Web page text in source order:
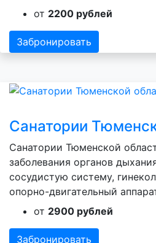
от 2200 рублей
Забронировать
Санатории
Санатории Тюменской
заболевания органов
сосудистую систему,
опорно-двигательный
от 2900 рублей
Забронировать